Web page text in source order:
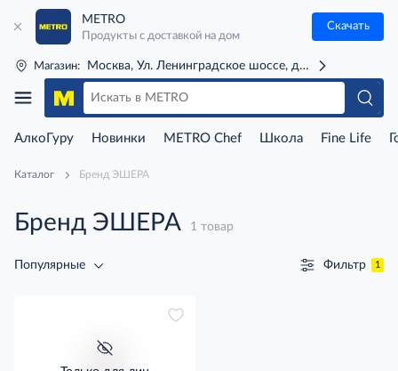
METRO
Продукты с доставкой на дом
Скачать
Магазин: Москва, Ул. Ленинградское шоссе, д. 71Г (м. Речной
АлкоГуру Новинки METRO Chef Школа Fine Life
Каталог Бренд ЭШЕРА
Бренд ЭШЕРА 1 товар
Популярные Фильтр 1